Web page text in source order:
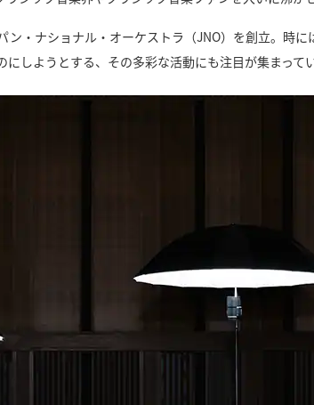
・ナショナル・オーケストラ（JNO）を創立。時
しようとする、その多彩な活動にも注目が集まってい